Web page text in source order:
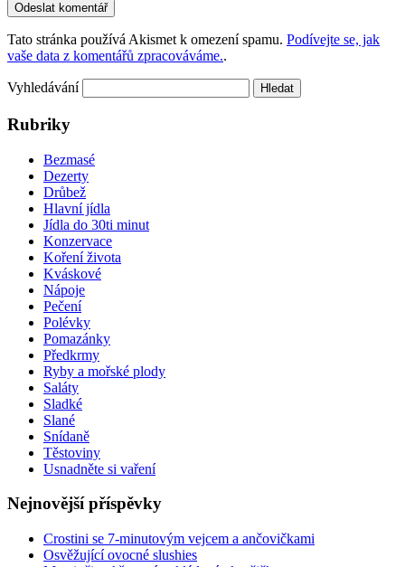
Tato stránka používá Akismet k omezení spamu. Podívejte se, jak
vaše data z komentářů zpracováváme..
Vyhledávání
Rubriky
Bezmasé
Dezerty
Drůbež
Hlavní jídla
Jídla do 30ti minut
Konzervace
Koření života
Kváskové
Nápoje
Pečení
Polévky
Pomazánky
Předkrmy
Ryby a mořské plody
Saláty
Sladké
Slané
Snídaně
Těstoviny
Usnadněte si vaření
Nejnovější příspěvky
Crostini se 7-minutovým vejcem a ančovičkami
Osvěžující ovocné slushies